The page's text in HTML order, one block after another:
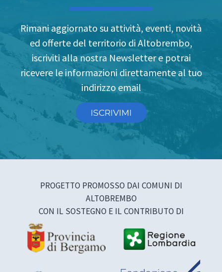
Rimani aggiornato su attività, eventi, novità
ed offerte del territorio di Altobrembo,
iscriviti alla nostra Newsletter e potrai
ricevere le informazioni direttamente al tuo
indirizzo email
ISCRIVIMI
PROGETTO PROMOSSO DAI COMUNI DI
ALTOBREMBO
CON IL SOSTEGNO E IL CONTRIBUTO DI